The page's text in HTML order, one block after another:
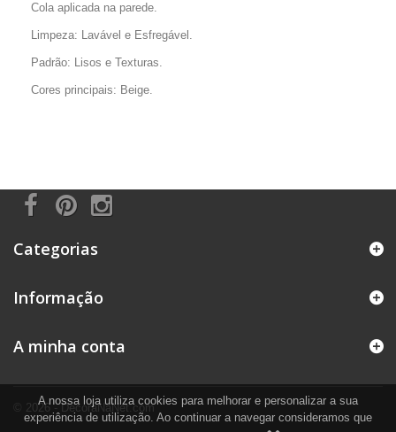
Cola aplicada na parede.
Limpeza: Lavável e Esfregável.
Padrão: Lisos e Texturas.
Cores principais: Beige.
Categorias
Informação
© 2026 - DecoraNaNet.com
A minha conta
A nossa loja utiliza cookies para melhorar e personalizar a sua
experiência de utilização. Ao continuar a navegar consideramos que